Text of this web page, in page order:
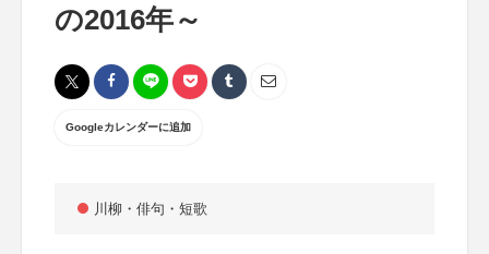
の2016年～
Googleカレンダーに追加
川柳・俳句・短歌